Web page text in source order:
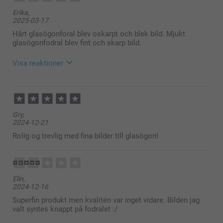
roligt att höra att du är nöjd med glasögonfodralen.
De är jättefina, hållbara samt så roliga att ha med
egna personliga motiv på.
Varma hälsningar,
Kirsi @smartphoto
Erika,
2025-03-17
Hårt glasögonforal blev oskarpt och blek bild. Mjukt
glasögonfodral blev fint och skarp bild.
Visa reaktioner
10:50
Hej Erika,
du är nöjd med det mjuka glasögonfodralet. Det
hårda har ett annat material, men du får gärna
kontakta vår kundservice om du vill att vi kikar på
Varma hälsningar,
Gry,
2024-12-21
Rolig og trevlig med fina bilder till glasögon!
Elin,
2024-12-16
Superfin produkt men kvalitén var inget vidare. Bilden jag
valt syntes knappt på fodralet :/